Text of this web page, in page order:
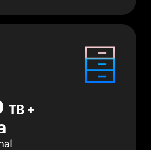
TB +